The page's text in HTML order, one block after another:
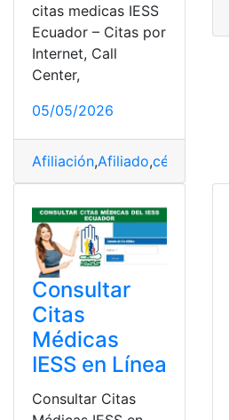
citas medicas IESS
Ecuador – Citas por
Internet, Call
Center,
05/05/2026
Afiliación,Afiliado,cédula
Consultar
Citas
Médicas
IESS en Línea
Consultar Citas